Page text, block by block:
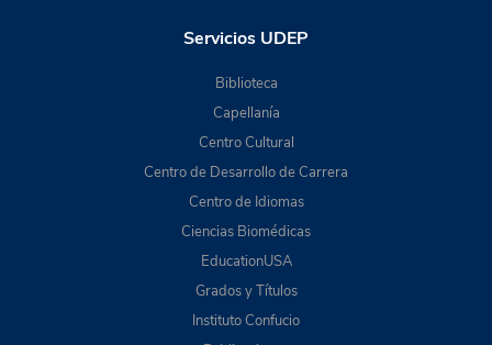
Servicios UDEP
Biblioteca
Capellanía
Centro Cultural
Centro de Desarrollo de Carrera
Centro de Idiomas
Ciencias Biomédicas
EducationUSA
Grados y Títulos
Instituto Confucio